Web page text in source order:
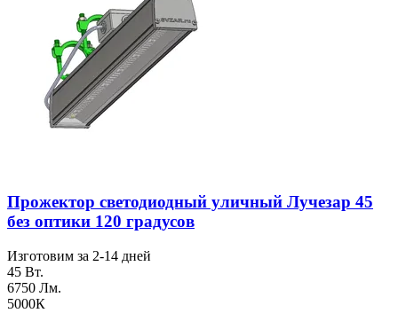
Прожектор светодиодный уличный Лучезар 45
без оптики 120 градусов
Изготовим за 2-14 дней
45 Вт.
6750 Лм.
5000К